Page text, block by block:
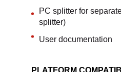
PC splitter for
splitter)
User documentation
PLATFORM